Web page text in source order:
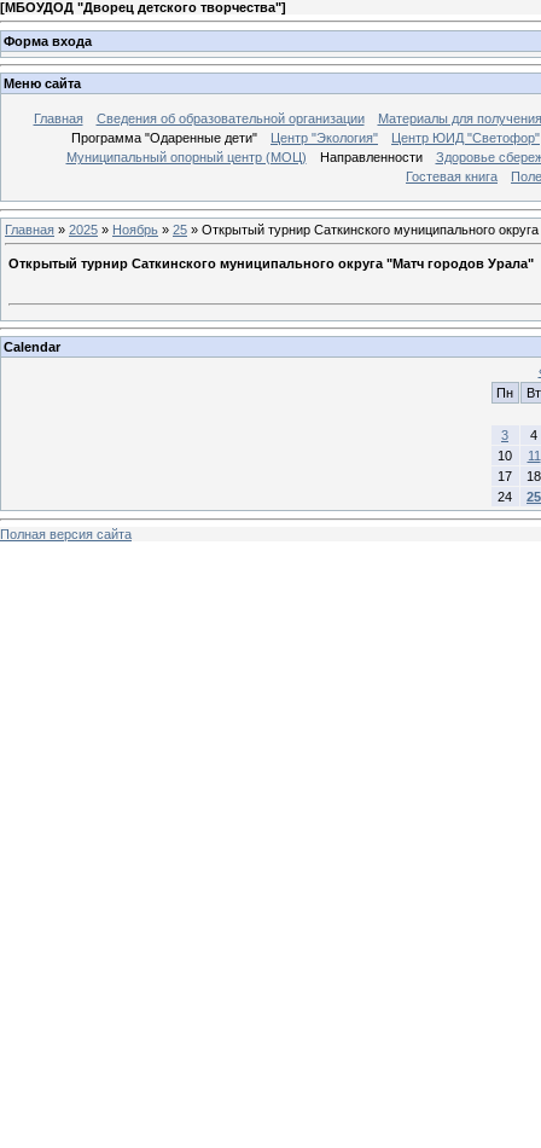
[МБОУДОД "Дворец детского творчества"]
Форма входа
Меню сайта
Главная Сведения об образовательной организации
Материалы для
Программа "Одаренные дети"
Центр "Экология"
Центр ЮИД "Светофор"
Муниципальный опорный центр (МОЦ)
Направленности
Здоровье
Гостевая книга
Главная » 2025 » Ноябрь » 25 » Открытый турнир Саткинского муниципального
Открытый турнир Саткинского муниципального округа "Матч городов Урала"
Calendar
Пн
Вт
3
4
10
11
17
18
24
25
Полная версия сайта